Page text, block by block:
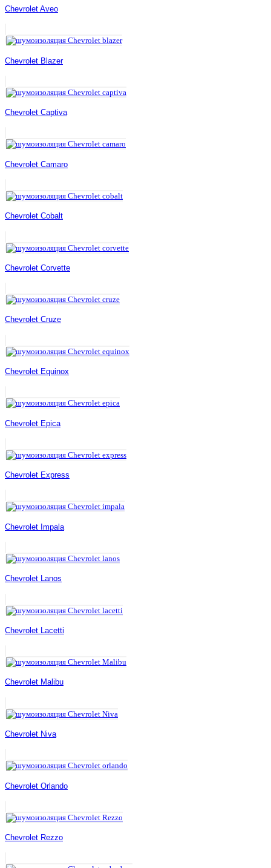
Chevrolet Aveo
Chevrolet Blazer
Chevrolet Captiva
Chevrolet Camaro
Chevrolet Cobalt
Chevrolet Corvette
Chevrolet Cruze
Chevrolet Equinox
Chevrolet Epica
Chevrolet Express
Chevrolet Impala
Chevrolet Lanos
Chevrolet Lacetti
Chevrolet Malibu
Chevrolet Niva
Chevrolet Orlando
Chevrolet Rezzo